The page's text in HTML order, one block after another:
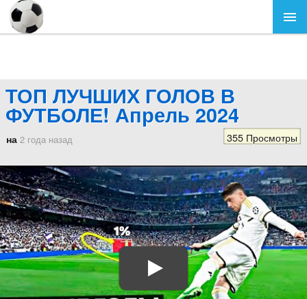
ТОП ЛУЧШИХ ГОЛОВ В
ФУТБОЛЕ! Апрель 2024
на 2 года назад 355 Просмотры